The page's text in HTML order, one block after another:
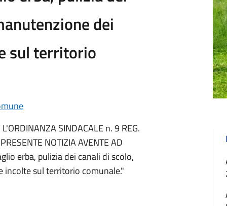
dei
sul territorio
SINDACALE n. 9 REG.
NOTIZIA AVENTE AD
erba, pulizia dei canali di scolo,
incolte sul territorio comunale."